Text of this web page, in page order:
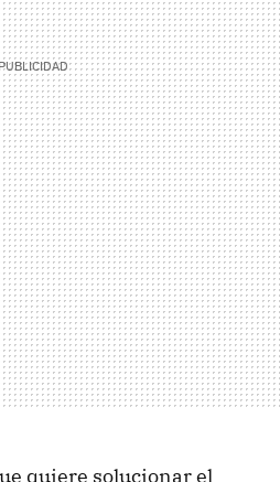
quiere solucionar el